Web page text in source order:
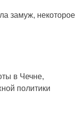
замуж, некоторое
в Чечне,
политики